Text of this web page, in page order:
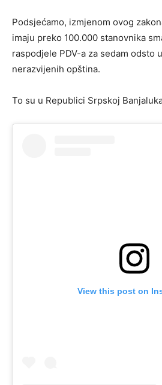
Podsjećamo, izmjenom ovog
imaju preko 100.000 stanovnika
raspodjele PDV-a za sedam odsto
nerazvijenih opština.
To su u Republici Srpskoj
View this post on